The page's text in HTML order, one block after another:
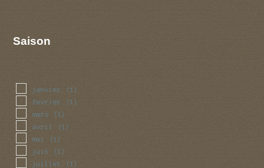
Saison
janvier (1)
fevrier (1)
mars (1)
avril (1)
mai (1)
juin (1)
juillet (1)